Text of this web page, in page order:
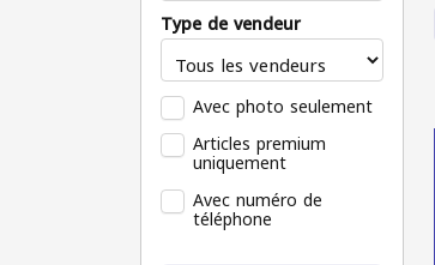
Type de vendeur
Avec photo seulement
Articles premium
uniquement
Avec numéro de
téléphone